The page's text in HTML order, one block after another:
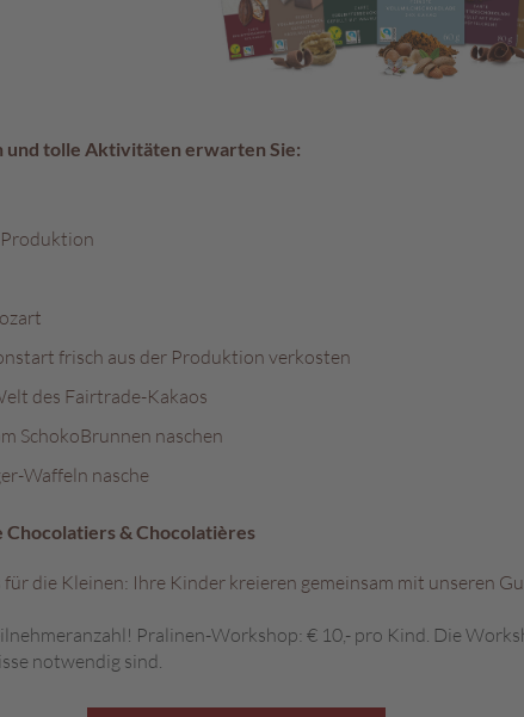
und tolle Aktivitäten erwarten Sie:
frisch aus der Produktion verkosten
des Fairtrade-Kakaos
SchokoBrunnen naschen
Waffeln nasche
& Chocolatières
die Kleinen: Ihre Kinder kreieren gemeinsam mit unseren
Pralinen-Workshop: € 10,- pro Kind. Die
notwendig sind.